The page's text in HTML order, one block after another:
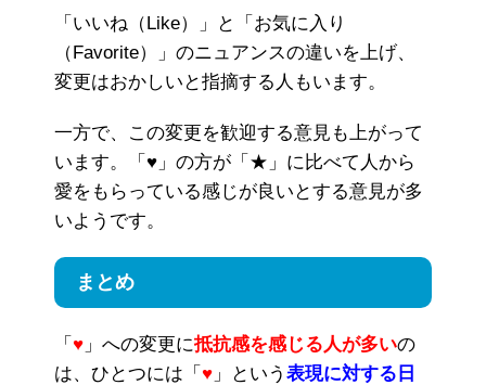
「いいね（Like）」と「お気に入り
（Favorite）」のニュアンスの違いを上げ、
変更はおかしいと指摘する人もいます。
一方で、この変更を歓迎する意見も上がって
います。「♥」の方が「★」に比べて人から
愛をもらっている感じが良いとする意見が多
いようです。
まとめ
「 ♥ 」への変更に抵抗感を感じる人が多いの
は、ひとつには「 ♥ 」という 表現に対する日